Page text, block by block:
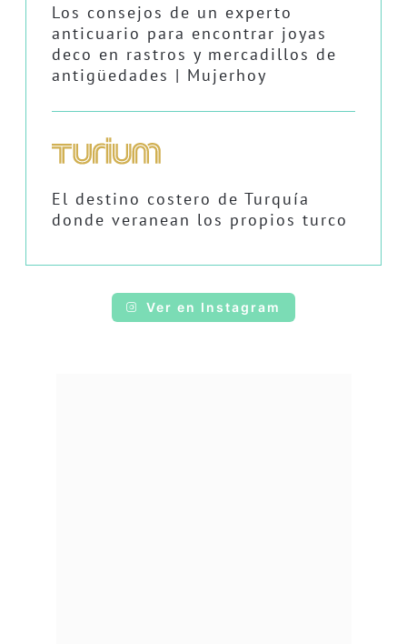
Los consejos de un experto
anticuario para encontrar joyas
deco en rastros y mercadillos de
antigüedades | Mujerhoy
El destino costero de Turquía
donde veranean los propios turco
Ver en Instagram